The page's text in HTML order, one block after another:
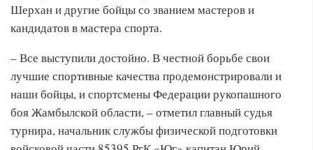
Шерхан и другие бойцы со званием мастеров и
кандидатов в мастера спорта.
– Все выступили достойно. В честной борьбе свои
лучшие спортивные качества продемонстрировали и
наши бойцы, и спортсмены Федерации рукопашного
боя Жамбылской области, – отметил главный судья
турнира, начальник службы физической подготовки